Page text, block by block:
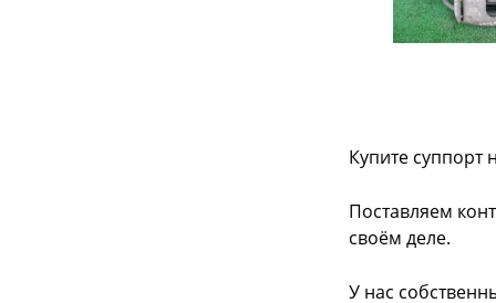
Купите суппорт
Поставляем
своём деле.
У нас